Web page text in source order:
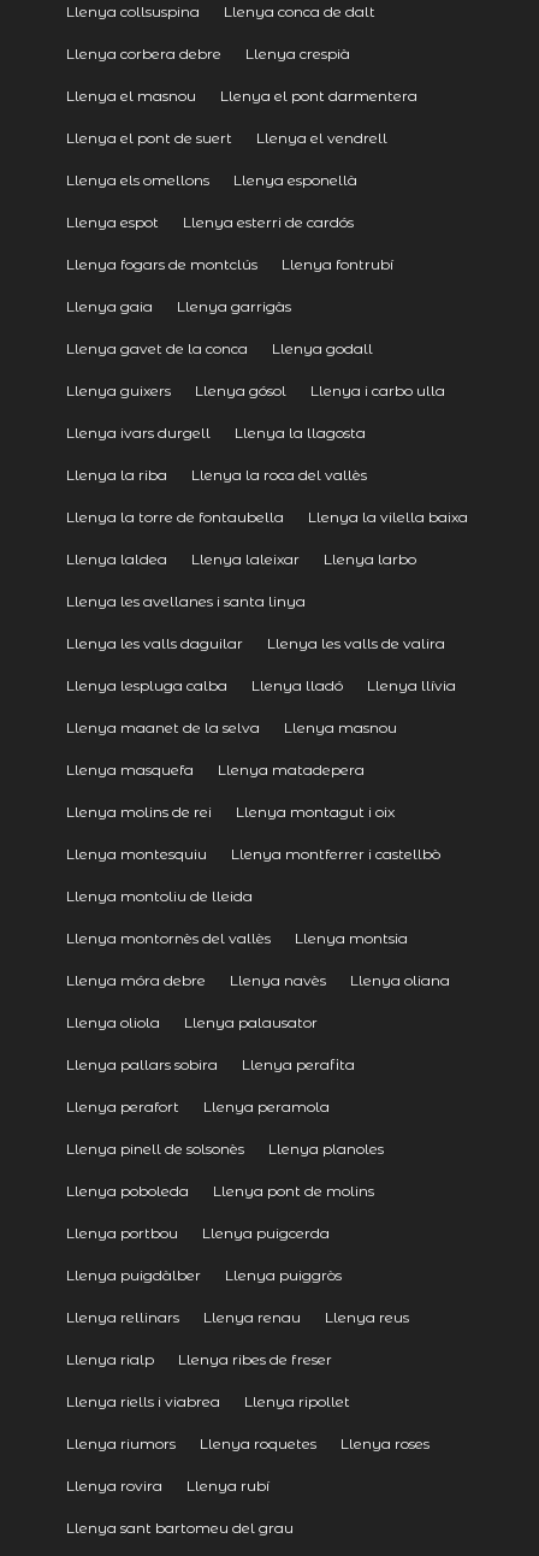
Llenya collsuspina Llenya conca de dalt
Llenya corbera debre Llenya crespià
Llenya el masnou Llenya el pont darmentera
Llenya el pont de suert Llenya el vendrell
Llenya els omellons Llenya esponellà
Llenya espot Llenya esterri de cardós
Llenya fogars de montclús Llenya fontrubí
Llenya gaia Llenya garrigàs
Llenya gavet de la conca Llenya godall
Llenya guixers Llenya gósol Llenya i carbo ulla
Llenya ivars durgell Llenya la llagosta
Llenya la riba Llenya la roca del vallès
Llenya la torre de fontaubella Llenya la vilella baixa
Llenya laldea Llenya laleixar Llenya larbo
Llenya les avellanes i santa linya
Llenya les valls daguilar Llenya les valls de valira
Llenya lespluga calba Llenya lladó Llenya llívia
Llenya maanet de la selva Llenya masnou
Llenya masquefa Llenya matadepera
Llenya molins de rei Llenya montagut i oix
Llenya montesquiu Llenya montferrer i castellbò
Llenya montoliu de lleida
Llenya montornès del vallès Llenya montsia
Llenya móra debre Llenya navès Llenya oliana
Llenya oliola Llenya palausator
Llenya pallars sobira Llenya perafita
Llenya perafort Llenya peramola
Llenya pinell de solsonès Llenya planoles
Llenya poboleda Llenya pont de molins
Llenya portbou Llenya puigcerda
Llenya puigdàlber Llenya puiggròs
Llenya rellinars Llenya renau Llenya reus
Llenya rialp Llenya ribes de freser
Llenya riells i viabrea Llenya ripollet
Llenya riumors Llenya roquetes Llenya roses
Llenya rovira Llenya rubí
Llenya sant bartomeu del grau